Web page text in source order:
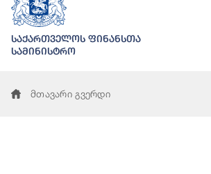
საქართველოს ფინანსთა
სამინისტრო
მთავარი გვერდი